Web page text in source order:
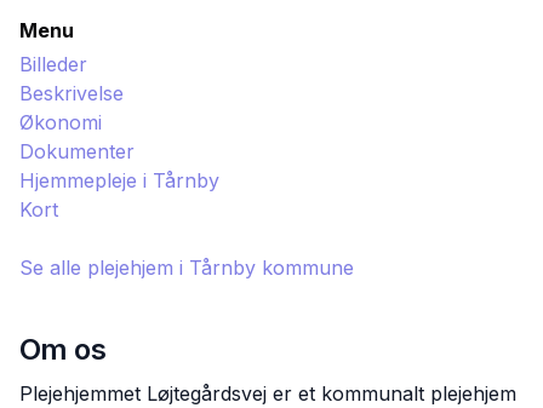
Menu
Billeder
Beskrivelse
Økonomi
Dokumenter
Hjemmepleje i Tårnby
Kort
Se alle plejehjem i Tårnby kommune
Om os
Plejehjemmet Løjtegårdsvej er et kommunalt plejehjem